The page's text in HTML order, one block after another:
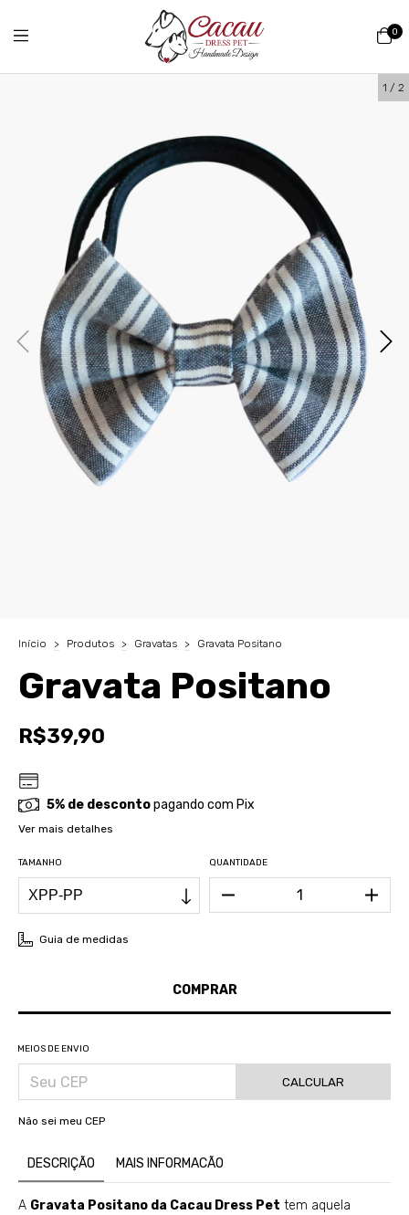
0
1 / 2
Início > Produtos > Gravatas > Gravata Positano
Gravata Positano
R$39,90
5% de descontopagando com Pix
Ver mais detalhes
TAMANHO QUANTIDADE
Guia de medidas
MEIOS DE ENVIO
CALCULAR
Não sei meu CEP
DESCRIÇÃO MAIS INFORMACÃO
A Gravata Positano da Cacau Dress Pet tem aquela